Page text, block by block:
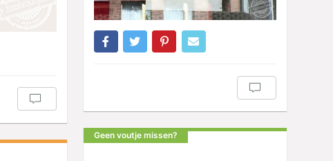
Geen voutje missen?